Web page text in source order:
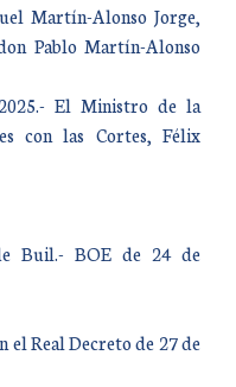
Martín-Alonso Jorge,
Pablo Martín-Alonso
El Ministro de la
con las Cortes, Félix
Buil.- BOE de 24 de
Real Decreto de 27 de